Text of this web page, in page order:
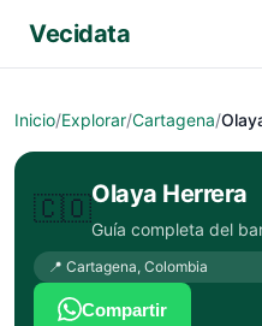
Vecidata
Inicio/Explorar/Cartagena/
🇨🇴Olaya Herrera
Guía completa del
📍 Cartagena, Colombia
Compartir